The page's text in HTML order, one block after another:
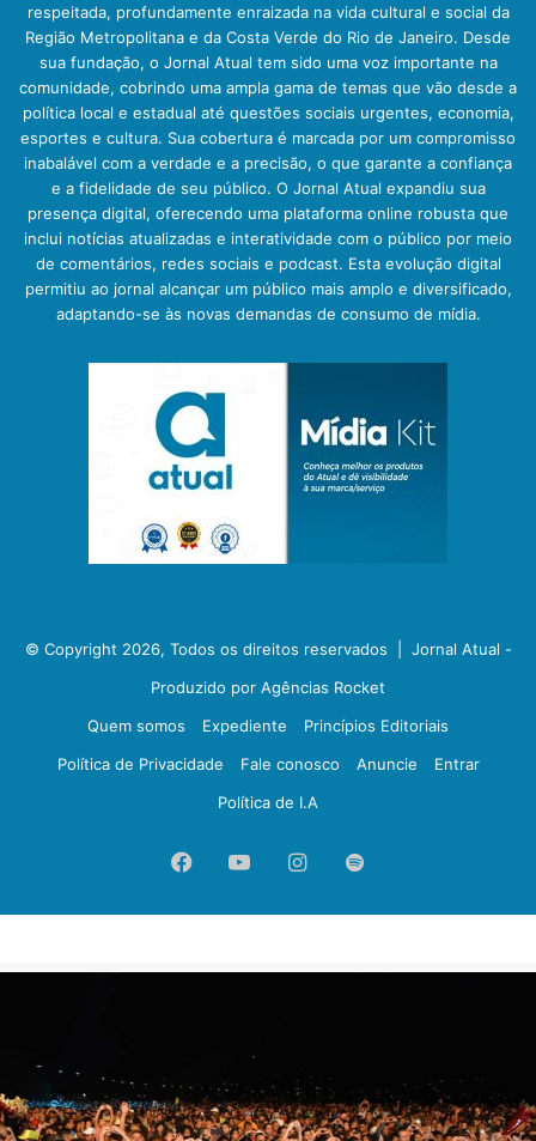
respeitada, profundamente enraizada na vida cultural e social da
Região Metropolitana e da Costa Verde do Rio de Janeiro. Desde
sua fundação, o Jornal Atual tem sido uma voz importante na
comunidade, cobrindo uma ampla gama de temas que vão desde a
política local e estadual até questões sociais urgentes, economia,
esportes e cultura. Sua cobertura é marcada por um compromisso
inabalável com a verdade e a precisão, o que garante a confiança
e a fidelidade de seu público. O Jornal Atual expandiu sua
presença digital, oferecendo uma plataforma online robusta que
inclui notícias atualizadas e interatividade com o público por meio
de comentários, redes sociais e podcast. Esta evolução digital
permitiu ao jornal alcançar um público mais amplo e diversificado,
adaptando-se às novas demandas de consumo de mídia.
© Copyright 2026, Todos os direitos reservados | Jornal Atual -
Produzido por Agências Rocket
Quem somos
Expediente
Princípios Editoriais
Política de Privacidade
Fale conosco Anuncie
Entrar
Política de I.A
FacebookYouTubeInstagram
Spotify